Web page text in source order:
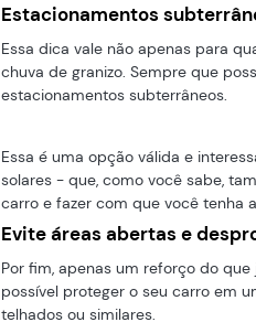
Estacionamentos
Essa dica vale não apenas para
chuva de granizo. Sempre que
estacionamentos subterrâneos.
Essa é uma opção válida e
solares - que, como você sabe,
carro e fazer com que você tenha
Evite áreas abertas e
Por fim, apenas um reforço do
possível proteger o seu carro em
telhados ou similares.